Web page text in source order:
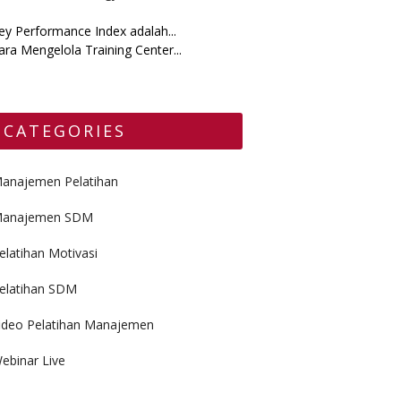
Performance Index adalah...
Mengelola Training Center...
CATEGORIES
Pelatihan
SDM
Motivasi
SDM
Pelatihan Manajemen
Live